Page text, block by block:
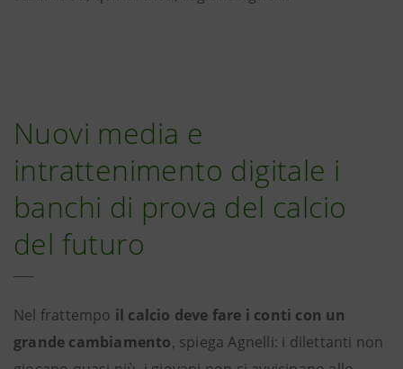
Nuovi media e
intrattenimento digitale i
banchi di prova del calcio
del futuro
Nel frattempo il calcio deve fare i conti con un
grande cambiamento, spiega Agnelli: i dilettanti non